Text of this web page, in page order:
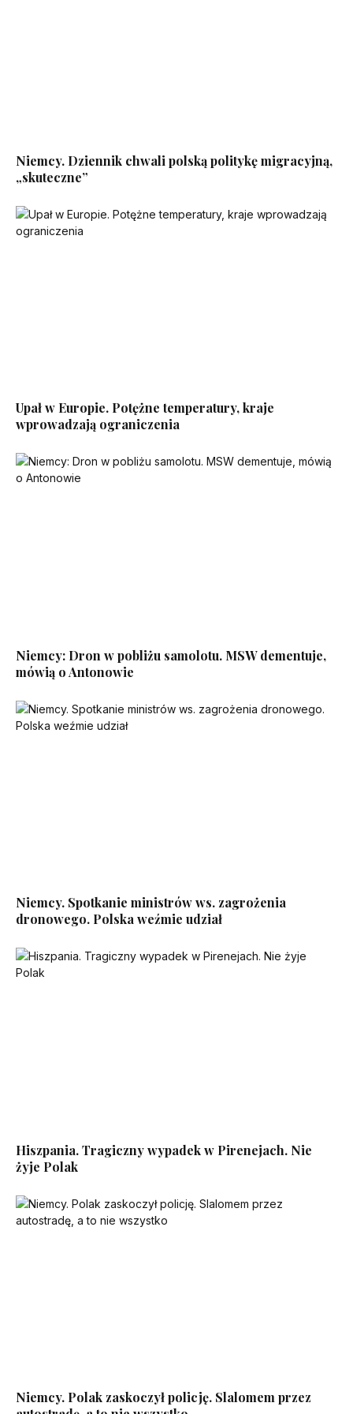
Niemcy. Dziennik chwali polską politykę migracyjną,
„skuteczne”
Upał w Europie. Potężne temperatury, kraje
wprowadzają ograniczenia
Niemcy: Dron w pobliżu samolotu. MSW dementuje,
mówią o Antonowie
Niemcy. Spotkanie ministrów ws. zagrożenia
dronowego. Polska weźmie udział
Hiszpania. Tragiczny wypadek w Pirenejach. Nie
żyje Polak
Niemcy. Polak zaskoczył policję. Slalomem przez